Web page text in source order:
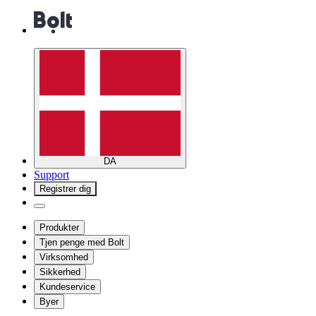
DA
Support
Registrer dig
Produkter
Tjen penge med Bolt
Virksomhed
Sikkerhed
Kundeservice
Byer